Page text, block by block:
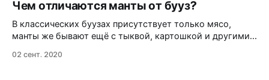
говядины или баранины) и лука, специй и зелени. Буузы
обычно готовятся на пару и подаются с соусом,
который обычно делается на основе соевого
Чем отличаются манты от бууз?
В классических буузах присутствует только мясо,
манты же бывают ещё с тыквой, картошкой и другими
разных специй, в то время как в буузах только соль и
02 сент. 2020